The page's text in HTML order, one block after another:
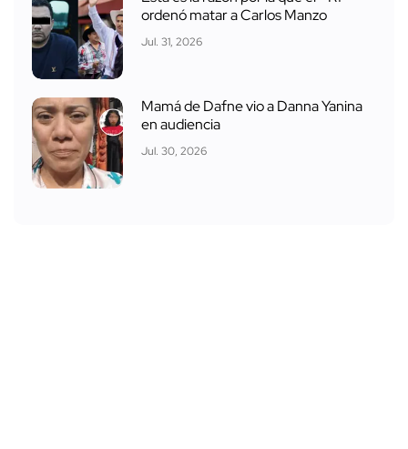
ordenó matar a Carlos Manzo
Jul. 31, 2026
Mamá de Dafne vio a Danna Yanina
en audiencia
Jul. 30, 2026